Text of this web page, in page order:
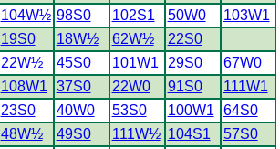
104W½ 98S0 102S1 50W0
103W1
19S0 18W½ 62W½
22S0
22W½ 45S0 101W1 29S0
67W0
108W1 37S0 22W0 91S0
111W1
23S0 40W0 53S0 100W1
64S0
48W½ 49S0 111W½ 104S1
57S0